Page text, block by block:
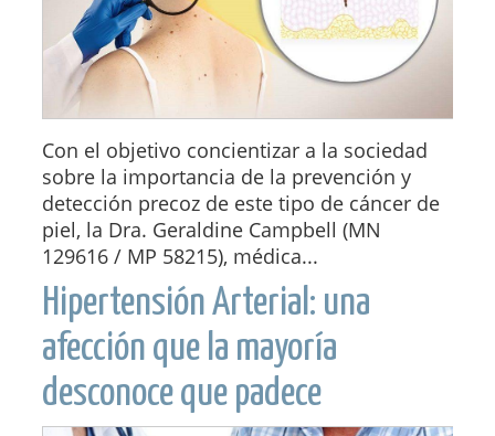
Con el objetivo concientizar a la sociedad
sobre la importancia de la prevención y
detección precoz de este tipo de cáncer de
piel, la Dra. Geraldine Campbell (MN
129616 / MP 58215), médica...
Hipertensión Arterial: una
afección que la mayoría
desconoce que padece